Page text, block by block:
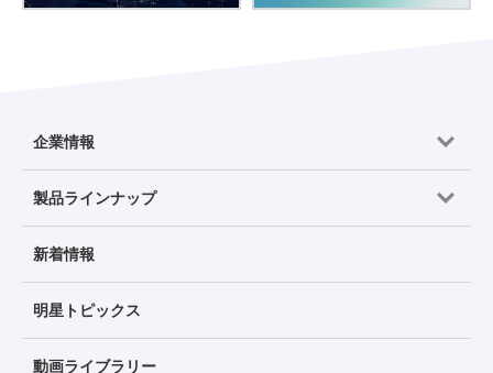
企業情報
製品ラインナップ
新着情報
明星トピックス
動画ライブラリー